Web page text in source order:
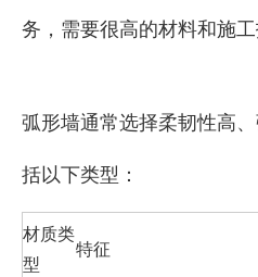
务，需要很高的材料和施工
弧形墙通常选择柔韧性高
括以下类型：
材质类
型
特征